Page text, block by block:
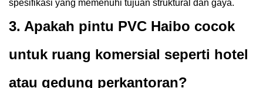
spesifikasi yang memenuhi tujuan struktural dan gaya.
3. Apakah pintu PVC Haibo cocok
untuk ruang komersial seperti hotel
atau gedung perkantoran?